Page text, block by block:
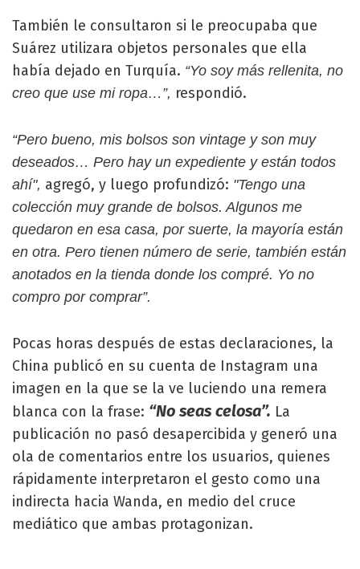
También le consultaron si le preocupaba que
Suárez utilizara objetos personales que ella
había dejado en Turquía. “Yo soy más rellenita, no
creo que use mi ropa…”, respondió.
“Pero bueno, mis bolsos son vintage y son muy
deseados… Pero hay un expediente y están todos
ahí", agregó, y luego profundizó: "Tengo una
colección muy grande de bolsos. Algunos me
quedaron en esa casa, por suerte, la mayoría están
en otra. Pero tienen número de serie, también están
anotados en la tienda donde los compré. Yo no
compro por comprar”.
Pocas horas después de estas declaraciones, la
China publicó en su cuenta de Instagram una
imagen en la que se la ve luciendo una remera
blanca con la frase: “No seas celosa”. La
publicación no pasó desapercibida y generó una
ola de comentarios entre los usuarios, quienes
rápidamente interpretaron el gesto como una
indirecta hacia Wanda, en medio del cruce
mediático que ambas protagonizan.